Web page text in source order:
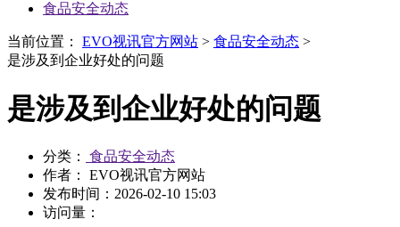
食品安全动态
当前位置： EVO视讯官方网站 > 食品安全动态 >
是涉及到企业好处的问题
是涉及到企业好处的问题
分类：
食品安全动态
作者： EVO视讯官方网站
发布时间： 2026-02-10 15:03
访问量：